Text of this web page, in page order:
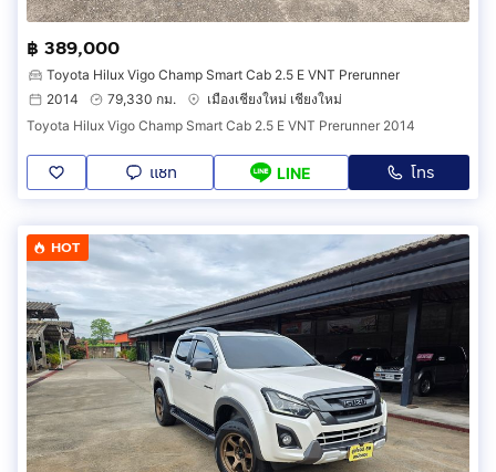
฿ 389,000
Toyota Hilux Vigo Champ Smart Cab 2.5 E VNT Prerunner
2014
79,330 กม.
เมืองเชียงใหม่ เชียงใหม่
Toyota Hilux Vigo Champ Smart Cab 2.5 E VNT Prerunner 2014
แชท LINE โทร
HOT